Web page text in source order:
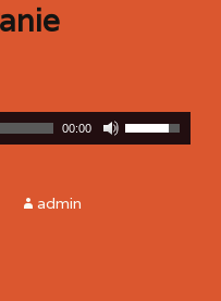
00:00
admin